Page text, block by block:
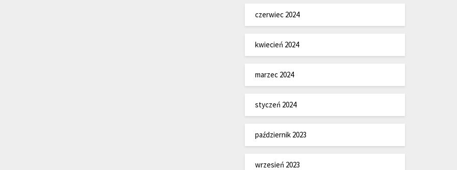
czerwiec 2024
kwiecień 2024
marzec 2024
styczeń 2024
październik 2023
wrzesień 2023